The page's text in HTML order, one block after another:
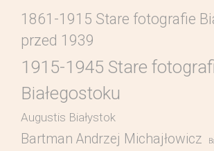
1861-1915 Stare fotografie
przed 1939
1915-1945 Stare
Białegostoku
Augustis Białystok
Bartman Andrzej Michajłowicz